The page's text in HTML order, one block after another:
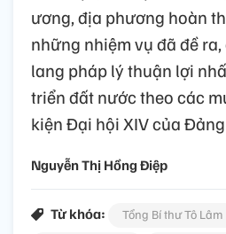
ương, địa phương hoàn
những nhiệm vụ đã đề
lang pháp lý thuận lợi
triển đất nước theo các
kiện Đại hội XIV của
Nguyễn Thị Hồng Điệp
Từ khóa: Tổng Bí thư Tô Lâm